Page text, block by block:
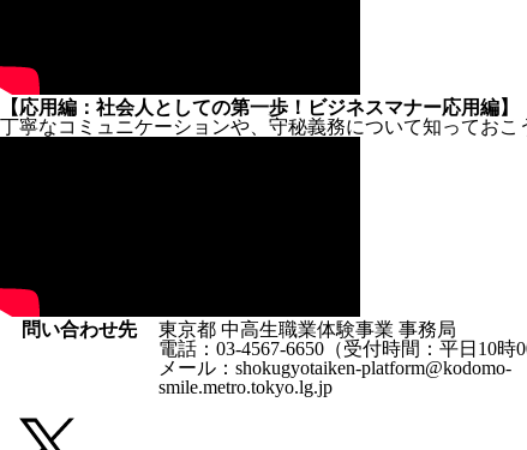
【応用編：社会人としての第一歩！ビジネスマナー応用編】
丁寧なコミュニケーションや、守秘義務について知っておこ
問い合わせ先
東京都 中高生職業体験事業 事務局
電話：03-4567-6650（受付時間：平日10時
メール：shokugyotaiken-platform@kodomo-
smile.metro.tokyo.lg.jp